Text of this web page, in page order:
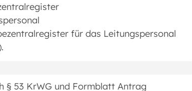
für das Leitungspersonal
§ 53 KrWG und Formblatt Antrag